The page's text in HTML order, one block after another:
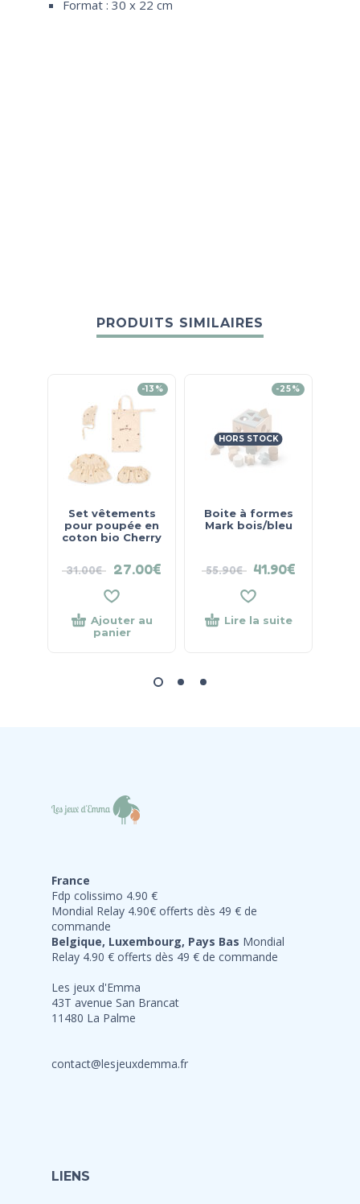
Format : 30 x 22 cm
PRODUITS SIMILAIRES
-13%
Set vêtements
pour poupée en
coton bio Cherry
31.00€ 27.00€
Ajouter au
panier
-25%
HORS STOCK
Boite à formes
Mark bois/bleu
55.90€ 41.90€
Lire la suite
France
Fdp colissimo 4.90 €
Mondial Relay 4.90€ offerts dès 49 € de
commande
Belgique, Luxembourg, Pays Bas Mondial
Relay 4.90 € offerts dès 49 € de commande
Les jeux d'Emma
43T avenue San Brancat
11480 La Palme
contact@lesjeuxdemma.fr
LIENS